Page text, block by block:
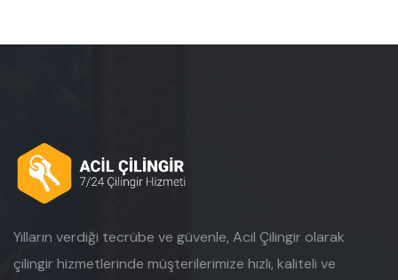
Yılların verdiği tecrübe ve güvenle, Acil Çilingir olarak
çilingir hizmetlerinde müşterilerimize hızlı, kaliteli ve